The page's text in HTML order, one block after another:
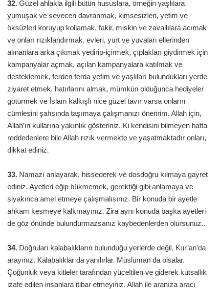
32. Güzel ahlakla ilgili bütün hususlara, örneğin yaşlılara
yumuşak ve sevecen davranmak, kimsesizleri, yetim ve
öksüzleri koruyup kollamak, fakir, miskin ve zavallılara acımak
ve onları rızıklandırmak, evleri, yurt ve yuvaları ellerinden
alınanlara arka çıkmak yedirip-içirmek, çıplakları giydirmek için
kampanyalar açmak, açılan kampanyalara katılmak ve
desteklemek, ferden ferda yetim ve yaşlıları bulundukları yerde
ziyaret etmek, hatırlarını almak, mümkün olduğunca hediyeler
götürmek ve İslam kalkışlı nice güzel tavır varsa onların
cümlesini şahsında taşımaya çalışmanızı öneririm. Allah için,
Allah’ın kullarına yakınlık gösteriniz. Ki kendisini bilmeyen hatta
reddedenlere bile Allah rızık vermekte ve yaşatmaktadır onları,
dikkat ediniz.
33. Namazı anlayarak, hissederek ve dosdoğru kılmaya gayret
ediniz. Ayetleri eğip bükmemek, gerektiği gibi anlamaya ve
siyakınca amel etmeye çalışmalısınız. Bir konuda bir ayetle
ahkam kesmeye kalkmayınız. Zira aynı konuda başka ayetleri
de göz önünde bulundurmazsanız kaybedenlerden olursunuz..
34. Doğruları kalabalıkların bulunduğu yerlerde değil, Kur’an’da
arayınız. Kalabalıklar da yanılırlar. Müslüman da olsalar.
Çoğunluk veya kitleler tarafından yüceltilen ve giderek kutsallık
izafe edilen insanlara itibar etmeyiniz. Allah ile aranıza aracı